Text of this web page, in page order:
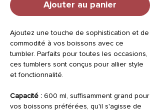
Ajouter au panier
Ajoutez une touche de sophistication et de
commodité à vos boissons avec ce
tumbler. Parfaits pour toutes les occasions,
ces tumblers sont conçus pour allier style
et fonctionnalité.
Capacité : 600 ml, suffisamment grand pour
vos boissons préférées, qu'il s'agisse de